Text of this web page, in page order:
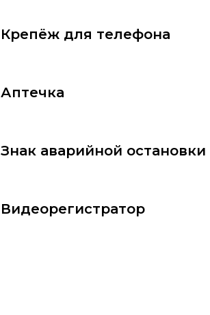
Крепёж для телефона
Аптечка
Знак аварийной остановки
Видеорегистратор